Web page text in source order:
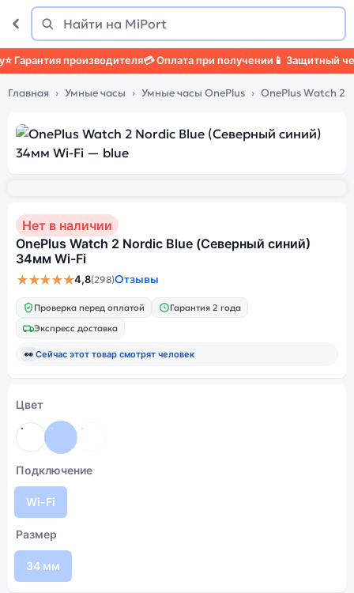
Поиск
Найти
производителя💳 Оплата при получении📱 Защитный
Главная Умные часы Умные часы OnePlus OnePlus Watch 2
Нет в наличии
OnePlus Watch 2 Nordic Blue (Северный синий)
34мм Wi-Fi
★★★★★4,8(298)Отзывы
Проверка перед оплатой
Гарантия 2 года
Экспресс доставка
👀 Сейчас этот товар смотрят человек
Цвет
Подключение
Wi-Fi
Размер
34 мм